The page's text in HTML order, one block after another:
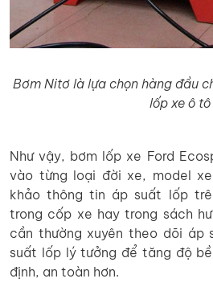
Bơm Nitơ là lựa chọn hàng đầu
lốp xe ô tô
Như vậy, bơm lốp xe Ford
vào từng loại đời xe, model
khảo thông tin áp suất lốp
trong cốp xe hay trong sách
cần thường xuyên theo dõi
suất lốp lý tưởng để tăng độ
định, an toàn hơn.